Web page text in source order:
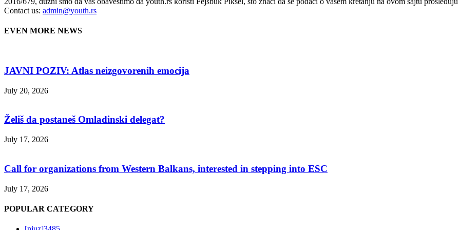
Contact us: admin@youth.rs
EVEN MORE NEWS
JAVNI POZIV: Atlas neizgovorenih emocija
July 20, 2026
Želiš da postaneš Omladinski delegat?
July 17, 2026
Call for organizations from Western Balkans, interested in stepping into ESC
July 17, 2026
POPULAR CATEGORY